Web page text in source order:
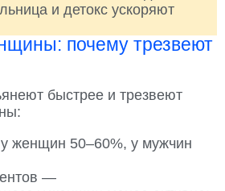
и детокс ускоряют
почему трезвеют
быстрее и трезвеют
женщин 50–60%, у мужчин
—